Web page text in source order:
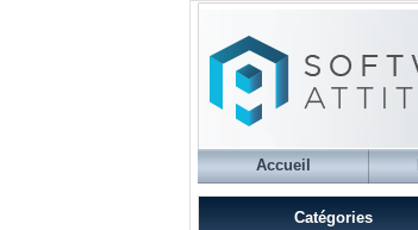
Accueil
Catégories